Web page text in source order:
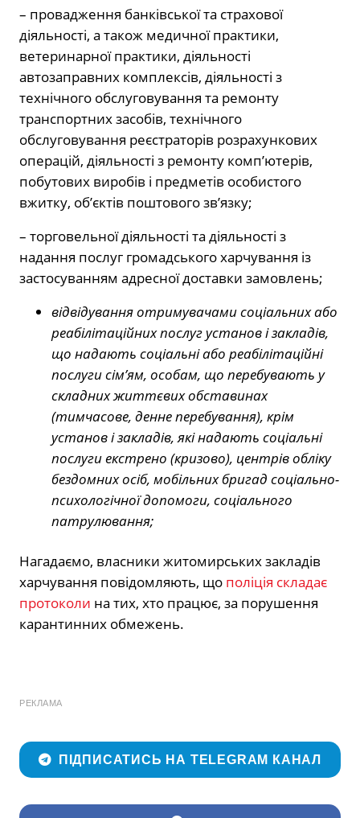
– провадження банківської та страхової
діяльності, а також медичної практики,
ветеринарної практики, діяльності
автозаправних комплексів, діяльності з
технічного обслуговування та ремонту
транспортних засобів, технічного
обслуговування реєстраторів розрахункових
операцій, діяльності з ремонту комп’ютерів,
побутових виробів і предметів особистого
вжитку, об’єктів поштового зв’язку;
– торговельної діяльності та діяльності з
надання послуг громадського харчування із
застосуванням адресної доставки замовлень;
відвідування отримувачами соціальних або
реабілітаційних послуг установ і закладів,
що надають соціальні або реабілітаційні
послуги сім’ям, особам, що перебувають у
складних життєвих обставинах
(тимчасове, денне перебування), крім
установ і закладів, які надають соціальні
послуги екстрено (кризово), центрів обліку
бездомних осіб, мобільних бригад соціально-
психологічної допомоги, соціального
патрулювання;
Нагадаємо, власники житомирських закладів
харчування повідомляють, що поліція складає
протоколи на тих, хто працює, за порушення
карантинних обмежень.
РЕКЛАМА
ПІДПИСАТИСЬ НА TELEGRAM КАНАЛ